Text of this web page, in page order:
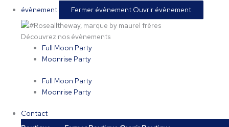
évènement
Fermer évènement Ouvrir évènement
Découvrez nos évènements
Full Moon Party
Moonrise Party
Full Moon Party
Moonrise Party
Contact